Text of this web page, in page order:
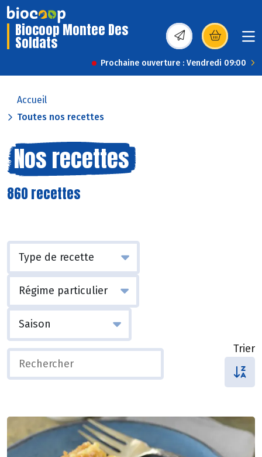
Biocoop Montee Des
Soldats (s’ouvre dans une
Prochaine ouverture : Vendredi 09:00
Accueil
Toutes nos recettes
Nos recettes
860 recettes
Trier